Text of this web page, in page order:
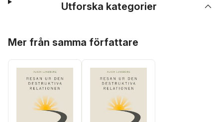
Utforska kategorier
Mer från samma författare